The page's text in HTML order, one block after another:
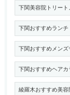
下関美容院トリート
下関おすすめランチ
下関おすすめメンズ
下関おすすめヘアカ
綾羅木おすすめ美容